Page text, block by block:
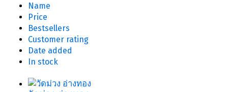
Name
Price
Bestsellers
Customer rating
Date added
In stock